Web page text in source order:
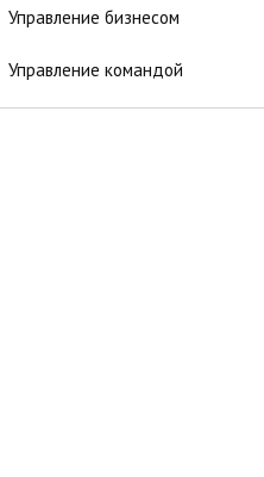
Управление бизнесом
Управление командой